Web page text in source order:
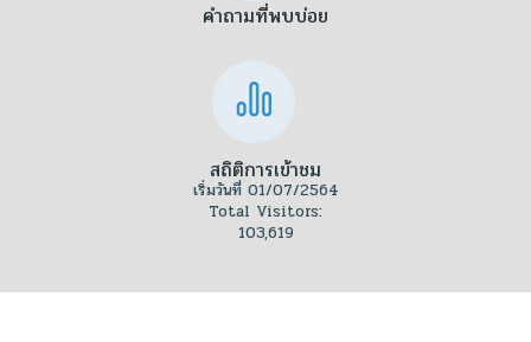
คำถามที่พบบ่อย
สถิติการเข้าชม
เริ่มวันที่ 01/07/2564
Total Visitors:
103,619